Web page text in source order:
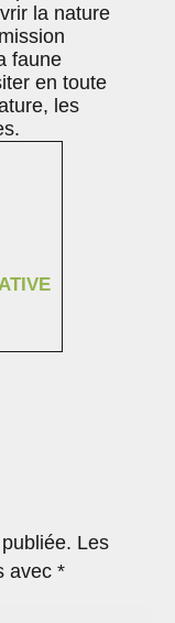
la nature
faune
en toute
les
Les
avec*